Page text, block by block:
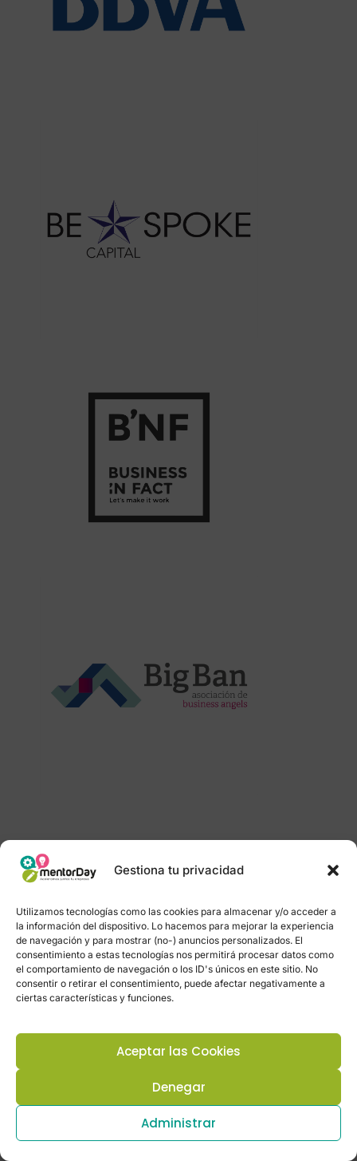
Gestiona tu privacidad
Utilizamos tecnologías como las cookies para almacenar y/o acceder a
la información del dispositivo. Lo hacemos para mejorar la experiencia
de navegación y para mostrar (no-) anuncios personalizados. El
consentimiento a estas tecnologías nos permitirá procesar datos como
el comportamiento de navegación o los ID's únicos en este sitio. No
consentir o retirar el consentimiento, puede afectar negativamente a
ciertas características y funciones.
Aceptar las Cookies
Denegar
Administrar